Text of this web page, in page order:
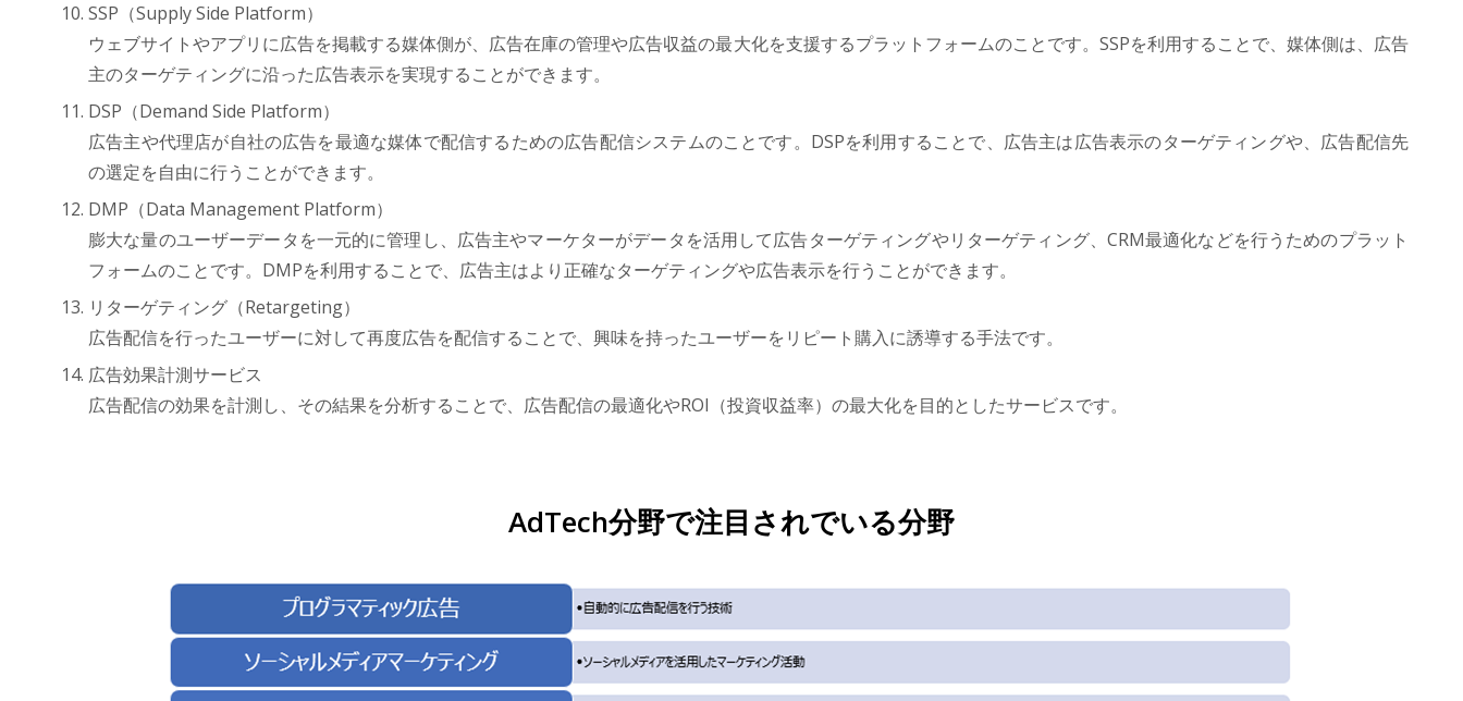
SSP（Supply Side Platform）
ウェブサイトやアプリに広告を掲載する媒体側が、広告在庫の管理や広告収益の最大化を支援するプラットフォームのことです。SSPを利用することで、媒体側は、広告
主のターゲティングに沿った広告表示を実現することができます。
DSP（Demand Side Platform）
広告主や代理店が自社の広告を最適な媒体で配信するための広告配信システムのことです。DSPを利用することで、広告主は広告表示のターゲティングや、広告配信先
の選定を自由に行うことができます。
DMP（Data Management Platform）
膨大な量のユーザーデータを一元的に管理し、広告主やマーケターがデータを活用して広告ターゲティングやリターゲティング、CRM最適化などを行うためのプラット
フォームのことです。DMPを利用することで、広告主はより正確なターゲティングや広告表示を行うことができます。
リターゲティング（Retargeting）
広告配信を行ったユーザーに対して再度広告を配信することで、興味を持ったユーザーをリピート購入に誘導する手法です。
広告効果計測サービス
広告配信の効果を計測し、その結果を分析することで、広告配信の最適化やROI（投資収益率）の最大化を目的としたサービスです。
AdTech分野で注目されでいる分野